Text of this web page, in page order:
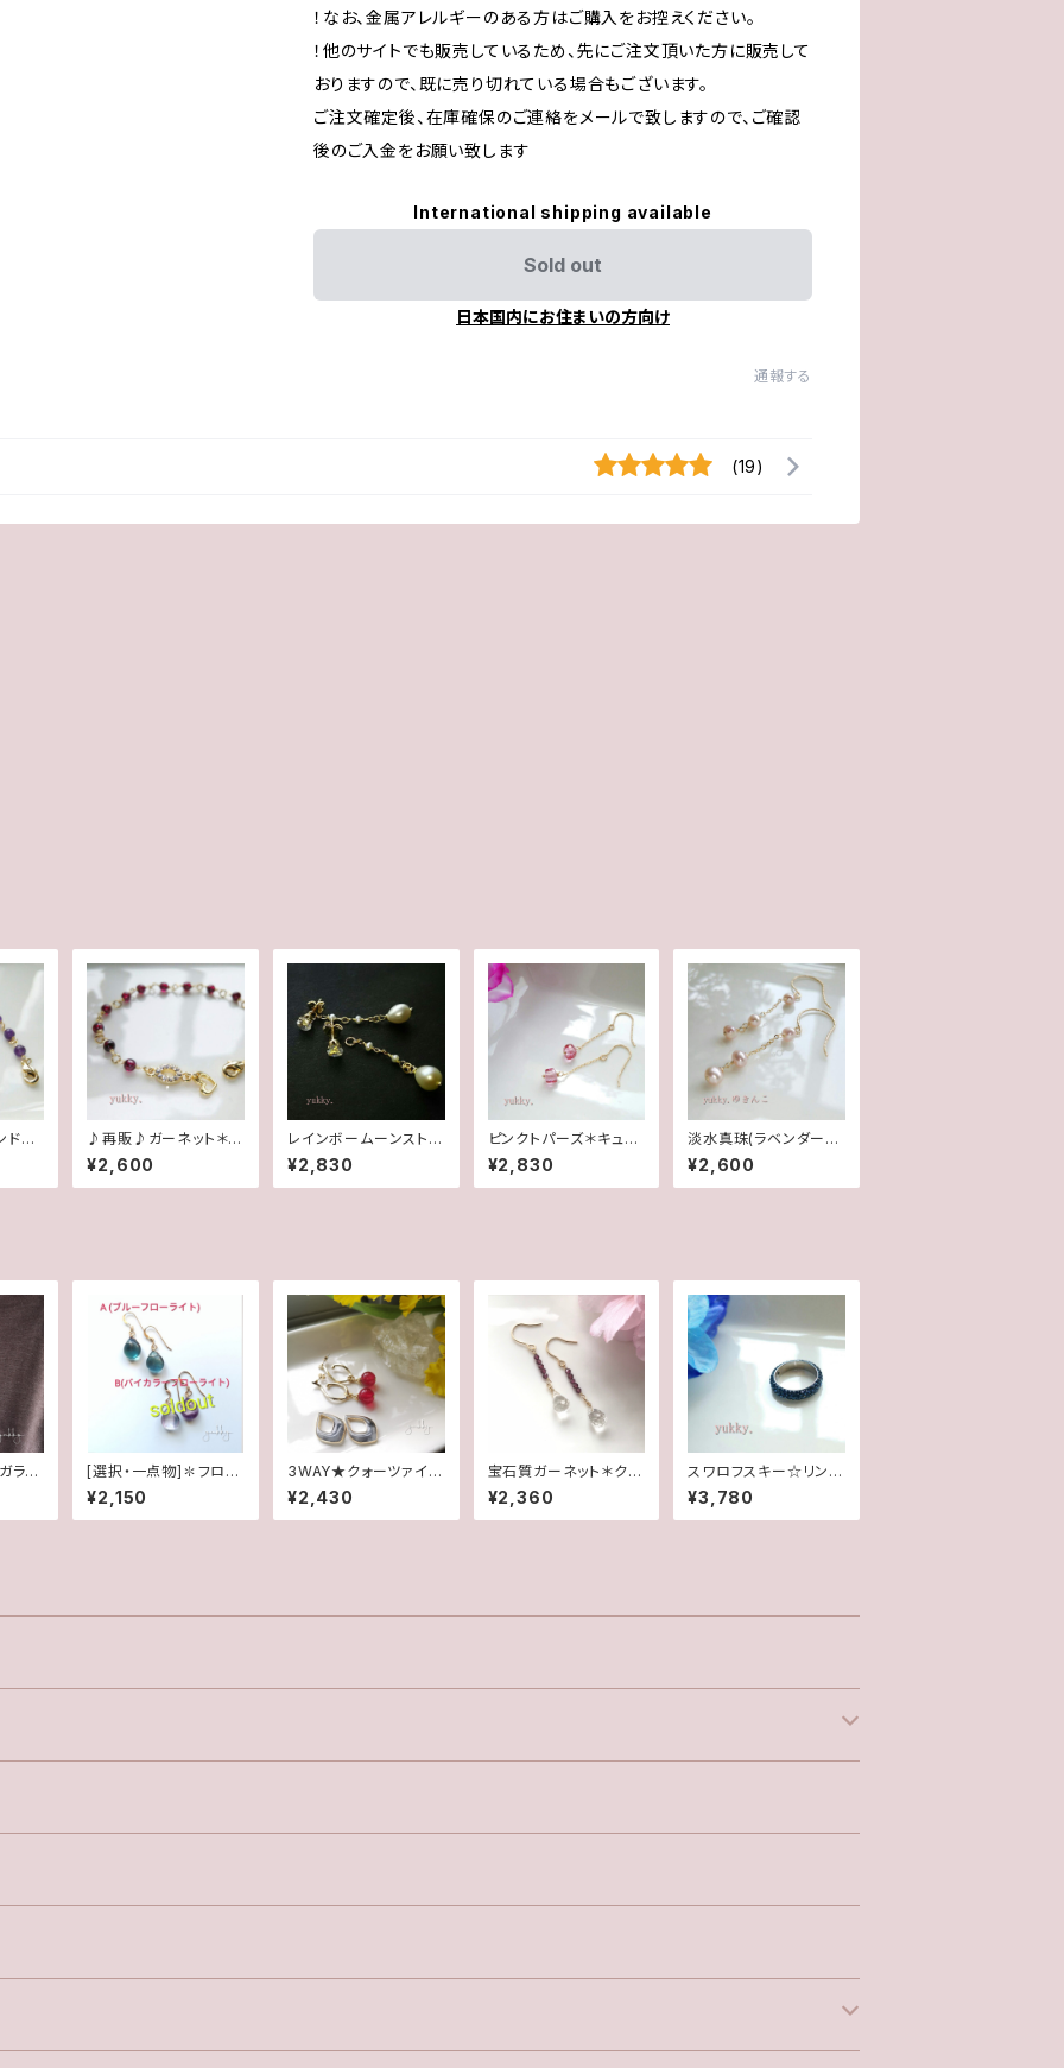
！なお、金属アレルギーのある方はご購入をお控えください。
！他のサイトでも販売しているため、先にご注文頂いた方に販売して
おりますので、既に売り切れている場合もございます。
ご注文確定後、在庫確保のご連絡をメールで致しますので、ご確認
後のご入金をお願い致します
International shipping available
Sold out
日本国内にお住まいの方向け
通報する
(19)
ド4
♪再販♪ガーネット＊ラ
ウンド4mmブレスレッ
ト
¥2,600
レインボームーンストー
ン＊淡水2wayポストピ
アス14kgf
¥2,830
ピンクトパーズ＊キュー
ブカット14Kgfピアス
¥2,830
淡水真珠(ラベンダーピ
ンク)＊グリッターピアス
(14Kgf)
¥2,600
ラス
[選択・一点物]✽フロー
ライト＊(1ペア)14kgfピ
アス
¥2,150
3WAY★クォーツァイト
(ぶどう色)&マーブルエ
ポ/フープチタンポスト
ピアス
¥2,430
宝石質ガーネット＊クリ
スタルドロップ＊14kgf
ピアス/イヤリング
¥2,360
スワロフスキー☆リング
☆モンタナ5.5号
¥3,780